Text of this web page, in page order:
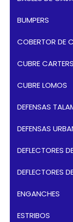
BUMPERS
COBERTOR DE
CUBRE CARTERS
CUBRE LOMOS
DEFENSAS
DEFENSAS
DEFLECTORES
DEFLECTORES
ENGANCHES
ESTRIBOS